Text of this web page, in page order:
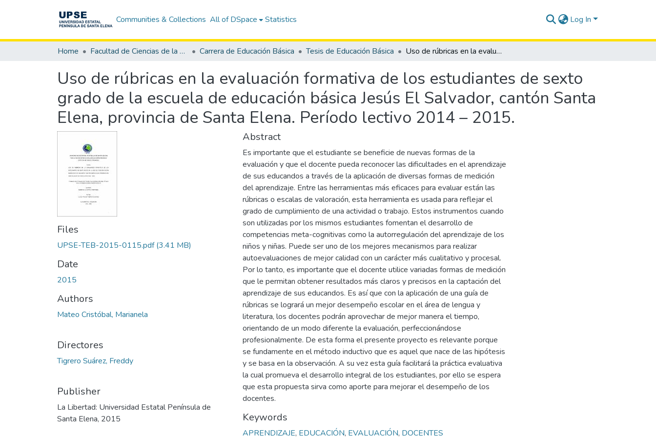
Communities & Collections All of DSpace Statistics Log In
Home Facultad de Ciencias de la Educación e Idiomas Carrera de Educación Básica Tesis de Educación Básica Uso de rúbricas en la evaluación formativa de los estudiantes de sexto grado de la escuela de educación básica Jesús El Salvador, cantón Santa Elena, provincia de Santa Elena. Período lectivo 2014 – 2015.
Uso de rúbricas en la evaluación formativa de los estudiantes de sexto
grado de la escuela de educación básica Jesús El Salvador, cantón Santa
Elena, provincia de Santa Elena. Período lectivo 2014 – 2015.
Files
UPSE-TEB-2015-0115.pdf(3.41 MB)
Date
2015
Authors
Mateo Cristóbal, Marianela
Directores
Tigrero Suárez, Freddy
Publisher
La Libertad: Universidad Estatal Península de
Santa Elena, 2015
Abstract
Es importante que el estudiante se beneficie de nuevas formas de la
evaluación y que el docente pueda reconocer las dificultades en el aprendizaje
de sus educandos a través de la aplicación de diversas formas de medición
del aprendizaje. Entre las herramientas más eficaces para evaluar están las
rúbricas o escalas de valoración, esta herramienta es usada para reflejar el
grado de cumplimiento de una actividad o trabajo. Estos instrumentos cuando
son utilizadas por los mismos estudiantes fomentan el desarrollo de
competencias meta-cognitivas como la autorregulación del aprendizaje de los
niños y niñas. Puede ser uno de los mejores mecanismos para realizar
autoevaluaciones de mejor calidad con un carácter más cualitativo y procesal.
Por lo tanto, es importante que el docente utilice variadas formas de medición
que le permitan obtener resultados más claros y precisos en la captación del
aprendizaje de sus educandos. Es así que con la aplicación de una guía de
rúbricas se logrará un mejor desempeño escolar en el área de lengua y
literatura, los docentes podrán aprovechar de mejor manera el tiempo,
orientando de un modo diferente la evaluación, perfeccionándose
profesionalmente. De esta forma el presente proyecto es relevante porque
se fundamente en el método inductivo que es aquel que nace de las hipótesis
y se basa en la observación. A su vez esta guía facilitará la práctica evaluativa
la cual promueva el desarrollo integral de los estudiantes, por ello se espera
que esta propuesta sirva como aporte para mejorar el desempeño de los
docentes.
Keywords
APRENDIZAJE, EDUCACIÓN, EVALUACIÓN, DOCENTES